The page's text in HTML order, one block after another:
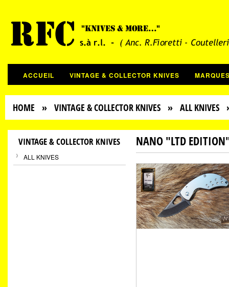
ACCUEIL VINTAGE & COLLECTOR KNIVES
HOME » VINTAGE & COLLECTOR KNIVES » ALL KNIVES
VINTAGE & COLLECTOR KNIVES
ALL KNIVES
NANO "LTD